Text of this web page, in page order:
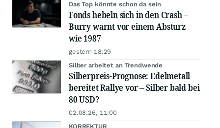
Das Top könnte schon da sein
Fonds hebeln sich in den Crash –
Burry warnt vor einem Absturz
wie 1987
gestern 18:29
Silber arbeitet an Trendwende
Silberpreis-Prognose: Edelmetall
bereitet Rallye vor – Silber bald bei
80 USD?
02.08.26, 11:00
KORREKTUR